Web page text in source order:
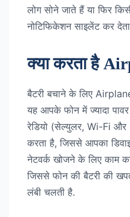
लोग सोने जाते हैं या फिर
नोटिफिकेशन साइलेंट कर
क्या करता है
बैटरी बचाने के लिए
यह आपके फोन में ज्यादा
रेडियो (सेल्युलर, Wi-Fi
करता है, जिससे आपका
नेटवर्क खोजने के लिए काम
जिससे फोन की बैटरी की
लंबी चलती है.